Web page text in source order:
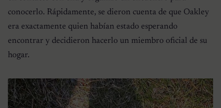
conocerlo. Rápidamente, se dieron cuenta de que Oakley
era exactamente quien habían estado esperando
encontrar y decidieron hacerlo un miembro oficial de su
hogar.